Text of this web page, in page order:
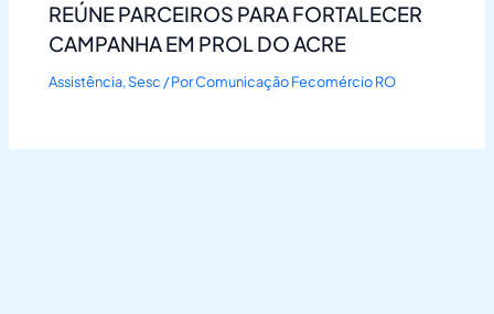
REÚNE PARCEIROS PARA FORTALECER
CAMPANHA EM PROL DO ACRE
Assistência,Sesc/ PorComunicação Fecomércio RO